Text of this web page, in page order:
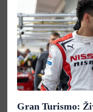
Gran Turismo: